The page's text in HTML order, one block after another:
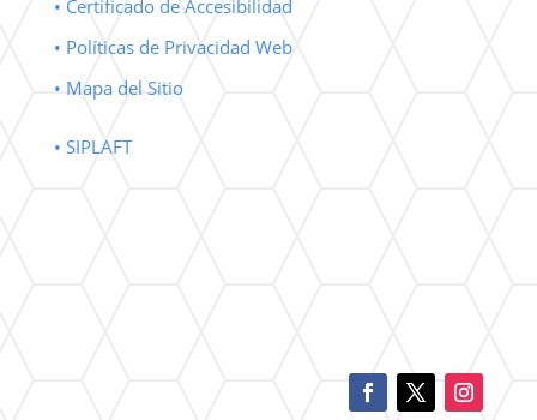
• Certificado de Accesibilidad
• Políticas de Privacidad Web
• Mapa del Sitio
• SIPLAFT